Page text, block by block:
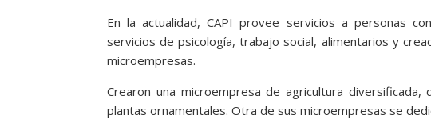
En la actualidad, CAPI provee servicios a personas
servicios de psicología, trabajo social, alimentarios y
microempresas.
Crearon una microempresa de agricultura
plantas ornamentales. Otra de sus microempresas se